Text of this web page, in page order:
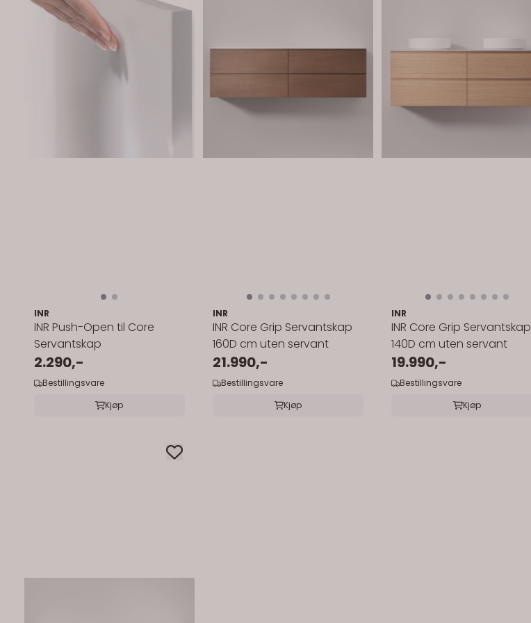
INR
INR Push-Open til Core
Servantskap
2.290,-
Bestillingsvare
Kjøp
INR
INR Core Grip Servantskap
160D cm uten servant
21.990,-
Bestillingsvare
Kjøp
INR
INR Core Grip Servantskap
140D cm uten servant
19.990,-
Bestillingsvare
Kjøp